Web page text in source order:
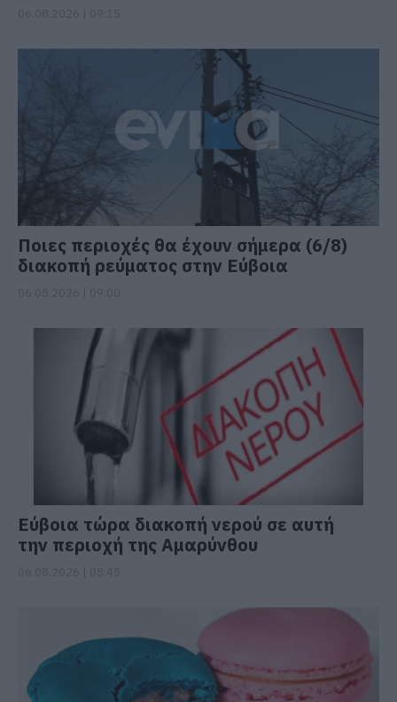
Ποιες περιοχές θα έχουν σήμερα (6/8)
διακοπή ρεύματος στην Εύβοια
Εύβοια τώρα διακοπή νερού σε αυτή
την περιοχή της Αμαρύνθου